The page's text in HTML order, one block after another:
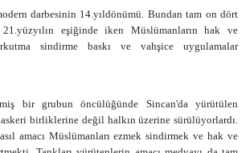
darbesinin 14.yıldönümü. Bundan tam on dört
eşiğinde iken Müslümanların hak ve
sindirme baskı ve vahşice uygulamalar
bir grubun öncülüğünde Sincan'da yürütülen
birliklerine değil halkın üzerine sürülüyorlardı.
amacı Müslümanları ezmek sindirmek ve hak ve